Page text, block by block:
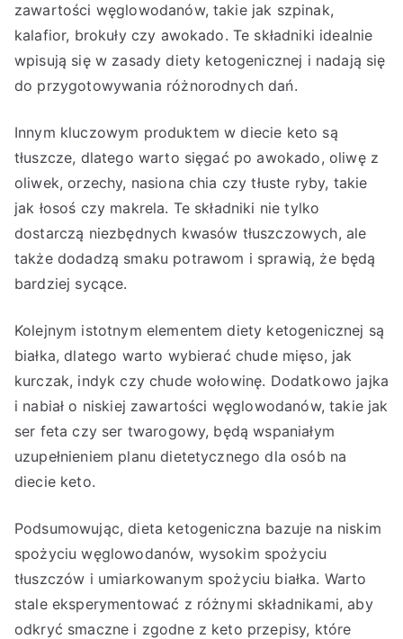
zawartości węglowodanów, takie jak szpinak,
kalafior, brokuły czy awokado. Te składniki idealnie
wpisują się w zasady diety ketogenicznej i nadają się
do przygotowywania różnorodnych dań.
Innym kluczowym produktem w diecie keto są
tłuszcze, dlatego warto sięgać po awokado, oliwę z
oliwek, orzechy, nasiona chia czy tłuste ryby, takie
jak łosoś czy makrela. Te składniki nie tylko
dostarczą niezbędnych kwasów tłuszczowych, ale
także dodadzą smaku potrawom i sprawią, że będą
bardziej sycące.
Kolejnym istotnym elementem diety ketogenicznej są
białka, dlatego warto wybierać chude mięso, jak
kurczak, indyk czy chude wołowinę. Dodatkowo jajka
i nabiał o niskiej zawartości węglowodanów, takie jak
ser feta czy ser twarogowy, będą wspaniałym
uzupełnieniem planu dietetycznego dla osób na
diecie keto.
Podsumowując, dieta ketogeniczna bazuje na niskim
spożyciu węglowodanów, wysokim spożyciu
tłuszczów i umiarkowanym spożyciu białka. Warto
stale eksperymentować z różnymi składnikami, aby
odkryć smaczne i zgodne z keto przepisy, które